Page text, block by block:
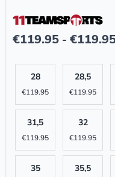
€119.95 - €
28
€119.95
28,5
€119.95
31,5
€119.95
32
€119.95
35 35,5